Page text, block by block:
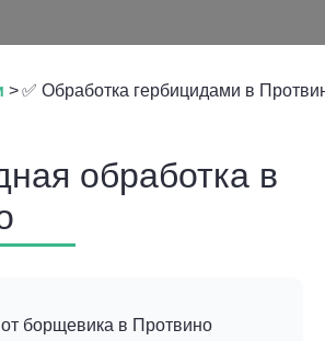
>✅ Обработка гербицидами в
обработка в